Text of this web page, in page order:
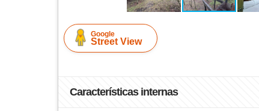
Google
Street View
Características internas